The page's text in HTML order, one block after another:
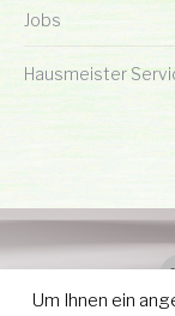
Jobs
Hausmeister
Um Ihnen ein